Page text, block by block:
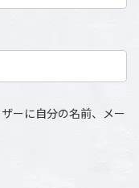
ーに自分の名前、メー